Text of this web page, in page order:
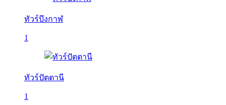
ทัวร์บึงกาฬ
1
ทัวร์ปัตตานี
1